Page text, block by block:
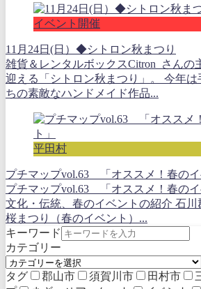
イベント開催
11月24日(日）◆シトロン秋まつり
雑貨＆レンタルボックスCitron さんの
迎える「シトロン秋まつり」。 今年は
ちの素敵なハンドメイド作品...
平田村
プチマップvol.63 「オススメ！春のイ
プチマップvol.63 「オススメ！春の
文化・伝統、春のイベントの紹介
桜まつり（春のイベント）...
キーワード
カテゴリー
タグ 郡山市 須賀川市 田村市